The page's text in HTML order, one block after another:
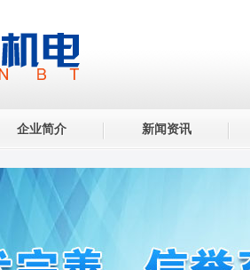
企业简介 新闻资讯